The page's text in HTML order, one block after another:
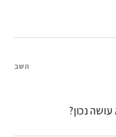
נכון?
השב